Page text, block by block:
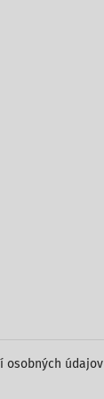
osobných údajov